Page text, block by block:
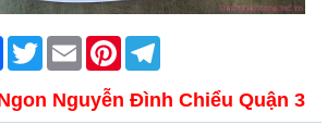
FacebookTwitter Email Pinterest
Nguyễn Đình Chiểu Quận 3